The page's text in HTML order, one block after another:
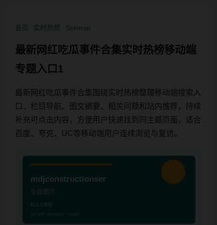
首页 实时热榜 Sitemap
最新网红吃瓜事件合集实时热榜移动端
专题入口1
最新网红吃瓜事件合集围绕实时热榜整理移动端搜索入
口、栏目导航、图文摘要、相关问题和站内推荐，持续
补充可点击内容，方便用户快速找到同主题页面，适合
百度、夸克、UC等移动端用户连续浏览与复访。